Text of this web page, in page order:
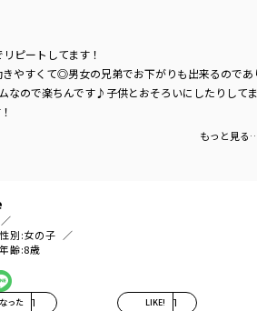
ピートしてます！
やすくて◎男女の兄弟でお下がりも出来るのであ
なので楽ちんです♪子供とおそろいにしたりして
もっと見る
別:女の子
齢:8歳
った 1 LIKE! 1
ロングパンツ